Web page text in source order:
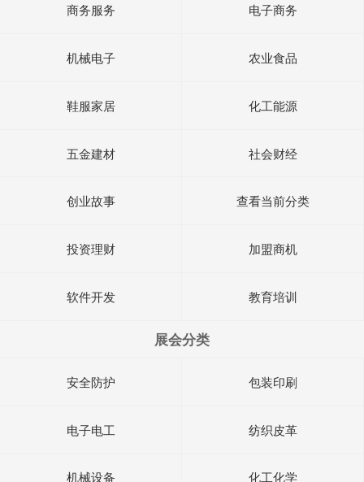
商务服务 电子商务
机械电子 农业食品
鞋服家居 化工能源
五金建材 社会财经
创业故事 查看当前分类
投资理财 加盟商机
软件开发 教育培训
展会分类
安全防护 包装印刷
电子电工 纺织皮革
机械设备 化工化学